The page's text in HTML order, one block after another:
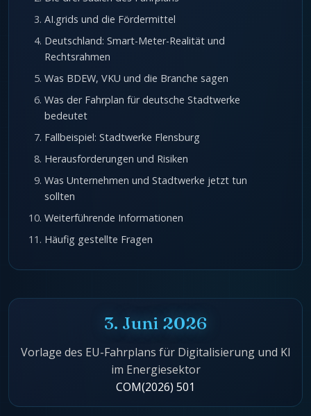
AI.grids und die Fördermittel
Deutschland: Smart-Meter-Realität und
Rechtsrahmen
Was BDEW, VKU und die Branche sagen
Was der Fahrplan für deutsche Stadtwerke
bedeutet
Fallbeispiel: Stadtwerke Flensburg
Herausforderungen und Risiken
Was Unternehmen und Stadtwerke jetzt tun
sollten
Weiterführende Informationen
Häufig gestellte Fragen
3. Juni 2026
Vorlage des EU-Fahrplans für Digitalisierung und KI
im Energiesektor
COM(2026) 501